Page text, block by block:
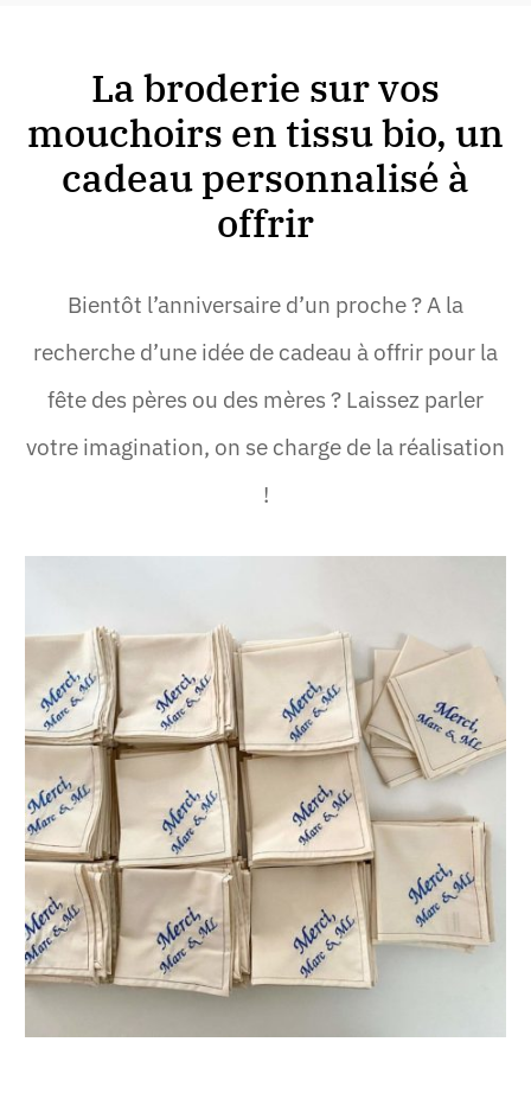
La broderie sur vos
mouchoirs en tissu bio, un
cadeau personnalisé à
offrir
Bientôt l’anniversaire d’un proche ? A la
recherche d’une idée de cadeau à offrir pour la
fête des pères ou des mères ? Laissez parler
votre imagination, on se charge de la réalisation
!